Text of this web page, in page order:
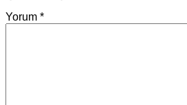
Yorum *